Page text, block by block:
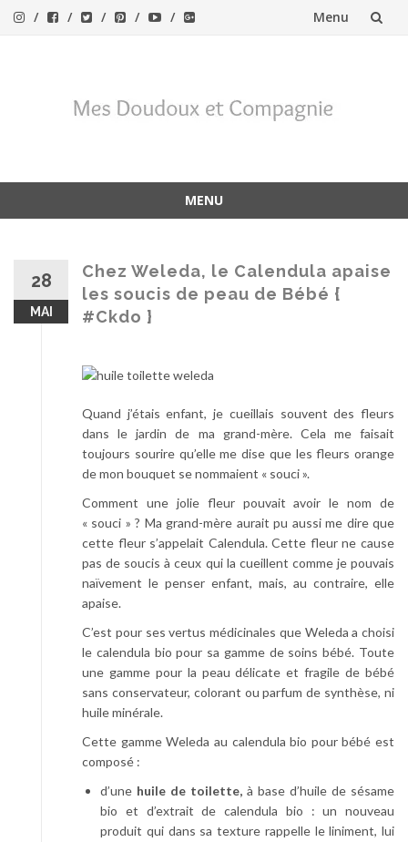
Menu
MENU
28
MAI
Chez Weleda, le Calendula apaise
les soucis de peau de Bébé {
#Ckdo }
Quand j’étais enfant, je cueillais souvent des fleurs
dans le jardin de ma grand-mère. Cela me faisait
toujours sourire qu’elle me dise que les fleurs orange
de mon bouquet se nommaient « souci ».
Comment une jolie fleur pouvait avoir le nom de
« souci » ? Ma grand-mère aurait pu aussi me dire que
cette fleur s’appelait Calendula. Cette fleur ne cause
pas de soucis à ceux qui la cueillent comme je pouvais
naïvement le penser enfant, mais, au contraire, elle
apaise.
C’est pour ses vertus médicinales que Weleda a choisi
le calendula bio pour sa gamme de soins bébé. Toute
une gamme pour la peau délicate et fragile de bébé
sans conservateur, colorant ou parfum de synthèse, ni
huile minérale.
Cette gamme Weleda au calendula bio pour bébé est
composé :
d’une huile de toilette, à base d’huile de sésame
bio et d’extrait de calendula bio : un nouveau
produit qui dans sa texture rappelle le liniment, lui